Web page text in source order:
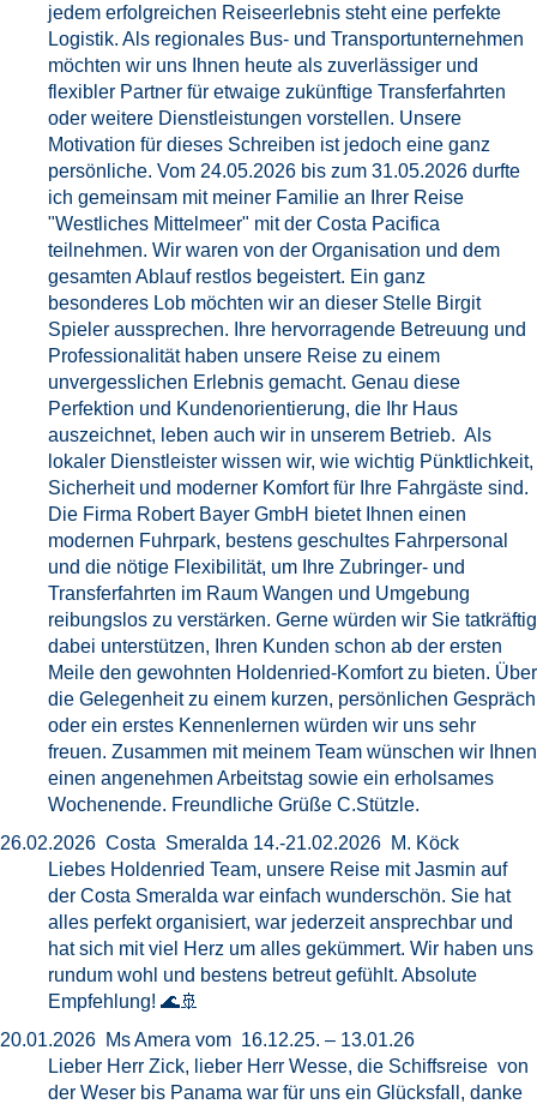
jedem erfolgreichen Reiseerlebnis steht eine perfekte
Logistik. Als regionales Bus- und Transportunternehmen
möchten wir uns Ihnen heute als zuverlässiger und
flexibler Partner für etwaige zukünftige Transferfahrten
oder weitere Dienstleistungen vorstellen. Unsere
Motivation für dieses Schreiben ist jedoch eine ganz
persönliche. Vom 24.05.2026 bis zum 31.05.2026 durfte
ich gemeinsam mit meiner Familie an Ihrer Reise
"Westliches Mittelmeer" mit der Costa Pacifica
teilnehmen. Wir waren von der Organisation und dem
gesamten Ablauf restlos begeistert. Ein ganz
besonderes Lob möchten wir an dieser Stelle Birgit
Spieler aussprechen. Ihre hervorragende Betreuung und
Professionalität haben unsere Reise zu einem
unvergesslichen Erlebnis gemacht. Genau diese
Perfektion und Kundenorientierung, die Ihr Haus
auszeichnet, leben auch wir in unserem Betrieb. Als
lokaler Dienstleister wissen wir, wie wichtig Pünktlichkeit,
Sicherheit und moderner Komfort für Ihre Fahrgäste sind.
Die Firma Robert Bayer GmbH bietet Ihnen einen
modernen Fuhrpark, bestens geschultes Fahrpersonal
und die nötige Flexibilität, um Ihre Zubringer- und
Transferfahrten im Raum Wangen und Umgebung
reibungslos zu verstärken. Gerne würden wir Sie tatkräftig
dabei unterstützen, Ihren Kunden schon ab der ersten
Meile den gewohnten Holdenried-Komfort zu bieten. Über
die Gelegenheit zu einem kurzen, persönlichen Gespräch
oder ein erstes Kennenlernen würden wir uns sehr
freuen. Zusammen mit meinem Team wünschen wir Ihnen
einen angenehmen Arbeitstag sowie ein erholsames
Wochenende. Freundliche Grüße C.Stützle.
26.02.2026 Costa Smeralda 14.-21.02.2026 M. Köck
Liebes Holdenried Team, unsere Reise mit Jasmin auf
der Costa Smeralda war einfach wunderschön. Sie hat
alles perfekt organisiert, war jederzeit ansprechbar und
hat sich mit viel Herz um alles gekümmert. Wir haben uns
rundum wohl und bestens betreut gefühlt. Absolute
Empfehlung! 🌊🚢
20.01.2026 Ms Amera vom 16.12.25. – 13.01.26
Lieber Herr Zick, lieber Herr Wesse, die Schiffsreise von
der Weser bis Panama war für uns ein Glücksfall, danke